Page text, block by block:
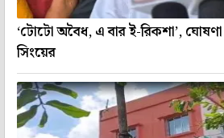
‘টোটো অবৈধ, এ বার ই-রিকশা’, ঘোষণা
সিংয়ের